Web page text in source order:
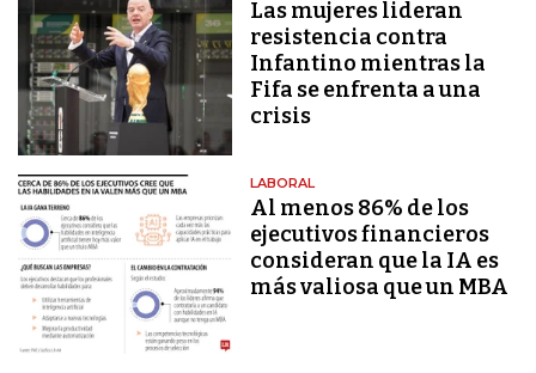
Las mujeres lideran
resistencia contra
Infantino mientras la
Fifa se enfrenta a una
crisis
LABORAL
Al menos 86% de los
ejecutivos financieros
consideran que la IA es
más valiosa que un MBA